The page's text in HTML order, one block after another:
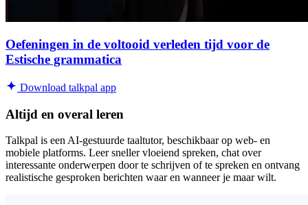
Oefeningen in de voltooid verleden tijd voor de
Estische grammatica
Download talkpal app
Altijd en overal leren
Talkpal is een AI-gestuurde taaltutor, beschikbaar op web- en
mobiele platforms. Leer sneller vloeiend spreken, chat over
interessante onderwerpen door te schrijven of te spreken en ontvang
realistische gesproken berichten waar en wanneer je maar wilt.